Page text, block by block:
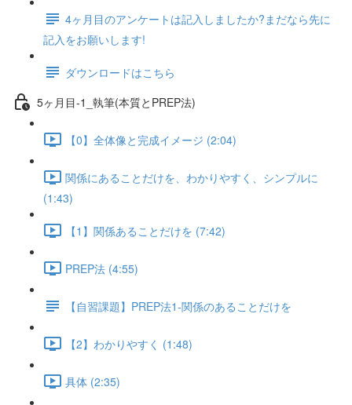
4ヶ月目のアンケートは記入しましたか?まだなら先に
記入をお願いします!
ダウンロードはこちら
5ヶ月目-1_執筆(本質とPREP法)
【0】全体像と完成イメージ (2:04)
関係にあることだけを、わかりやすく、シンプルに
(1:43)
【1】関係あることだけを (7:42)
PREP法 (4:55)
【自習課題】PREP法1-関係のあることだけを
【2】わかりやすく (1:48)
具体 (2:35)